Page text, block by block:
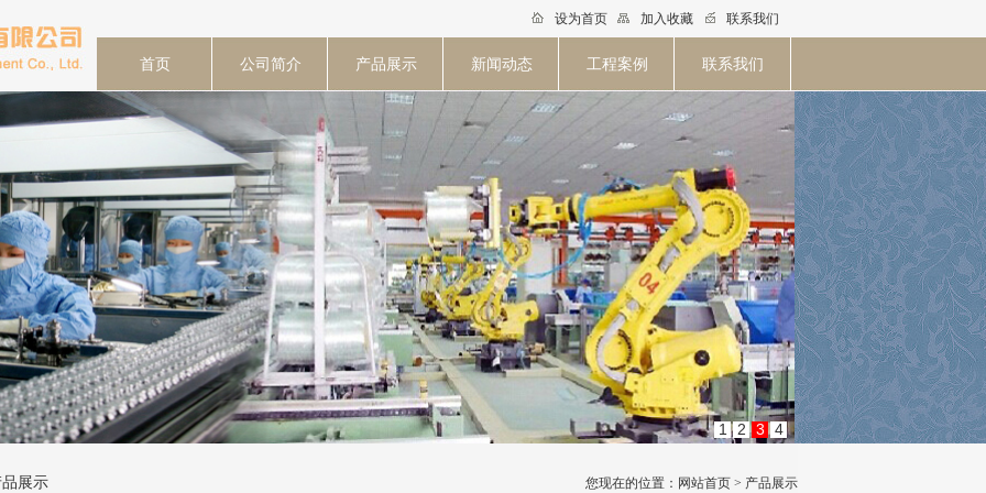
设为首页 加入收藏 联系我们
首页 公司简介 产品展示 新闻动态 工程案例 联系我们
1 2 3 4
您现在的位置：网站首页 > 产品展示
展示